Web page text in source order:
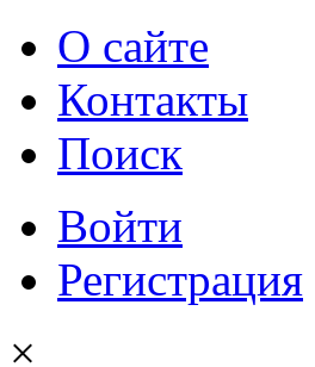
О сайте
Контакты
Поиск
Войти
Регистрация
×